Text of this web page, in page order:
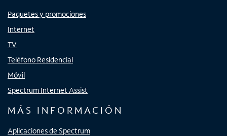
Paquetes y promociones
Internet
TV
Teléfono Residencial
Móvil
Spectrum Internet Assist
MÁS INFORMACIÓN
Aplicaciones de Spectrum